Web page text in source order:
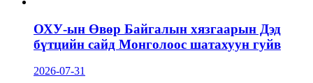
ОХУ-ын Өвөр Байгалын хязгаарын Дэд
бүтцийн сайд Монголоос шатахуун гуйв
2026-07-31